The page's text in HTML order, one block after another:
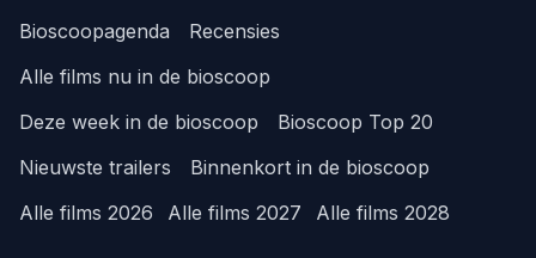
Bioscoopagenda
Recensies
Alle films nu in de bioscoop
Deze week in de bioscoop
Bioscoop Top 20
Nieuwste trailers
Binnenkort in de bioscoop
Alle films 2026
Alle films 2027 Alle films 2028